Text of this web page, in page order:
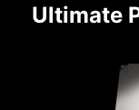
Ultimate